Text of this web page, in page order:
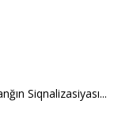
Siqnalizasiyası...